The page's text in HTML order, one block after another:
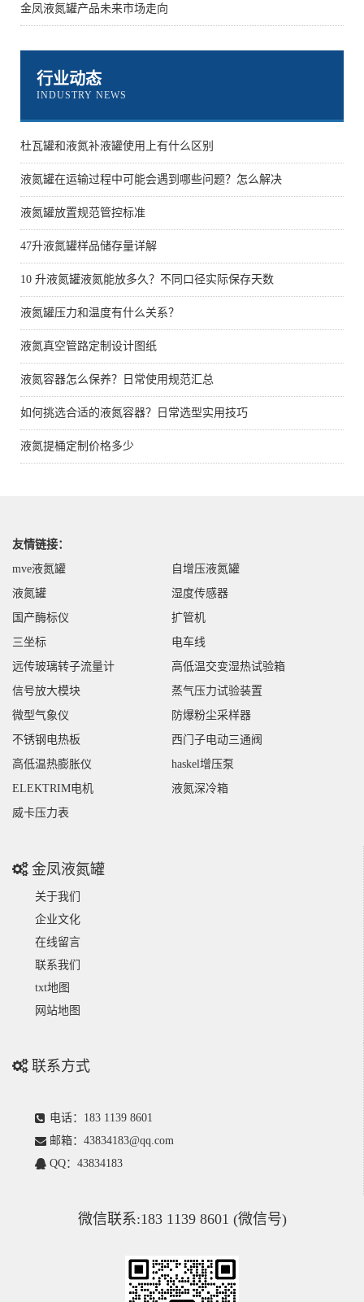
金凤液氮罐产品未来市场走向
行业动态
INDUSTRY NEWS
杜瓦罐和液氮补液罐使用上有什么区别
液氮罐在运输过程中可能会遇到哪些问题？怎么解决
液氮罐放置规范管控标准
47升液氮罐样品储存量详解
10 升液氮罐液氮能放多久？不同口径实际保存天数
液氮罐压力和温度有什么关系？
液氮真空管路定制设计图纸
液氮容器怎么保养？日常使用规范汇总
如何挑选合适的液氮容器？日常选型实用技巧
液氮提桶定制价格多少
友情链接：
mve液氮罐
自增压液氮罐
液氮罐
湿度传感器
国产酶标仪
扩管机
三坐标
电车线
远传玻璃转子流量计
高低温交变湿热试验箱
信号放大模块
蒸气压力试验装置
微型气象仪
防爆粉尘采样器
不锈钢电热板
西门子电动三通阀
高低温热膨胀仪
haskel增压泵
ELEKTRIM电机
液氮深冷箱
威卡压力表
金凤液氮罐
关于我们
企业文化
在线留言
联系我们
txt地图
网站地图
联系方式
电话：183 1139 8601
邮箱：43834183@qq.com
QQ：43834183
微信联系:183 1139 8601 (微信号)